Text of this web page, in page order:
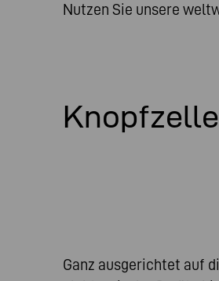
Nutzen Sie unsere
Ganz ausgerichtet auf